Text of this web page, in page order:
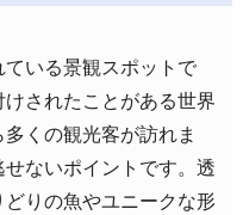
いる景観スポットで
されたことがある世界
くの観光客が訪れま
ないポイントです。透
りの魚やユニークな形